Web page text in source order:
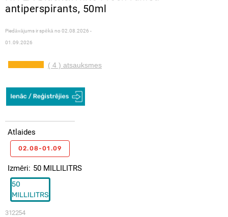
antiperspirants, 50ml
Piedāvājums ir spēkā no 02.08.2026 -
01.09.2026
( 4 ) atsauksmes
312254
Izmēri 50 MILLILITRS
50
MILLILITRS
Atlaides
02.08-01.09